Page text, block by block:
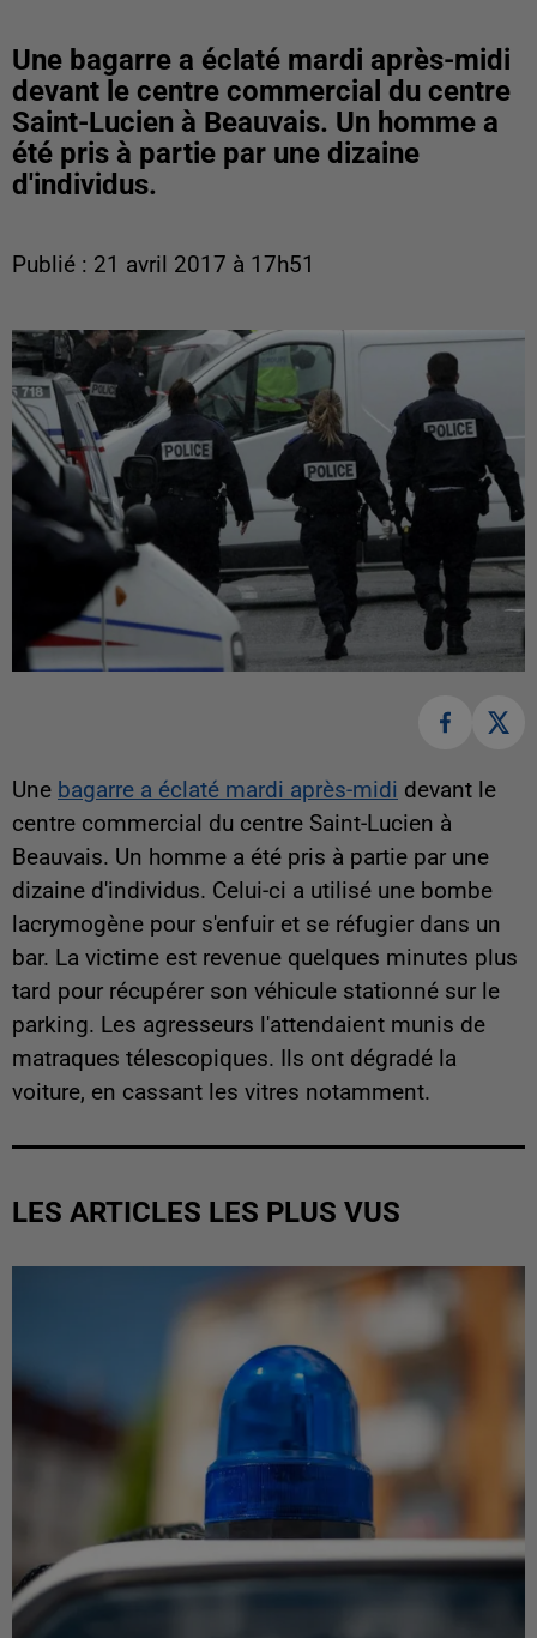
Une bagarre a éclaté mardi après-midi
devant le centre commercial du centre
Saint-Lucien à Beauvais. Un homme a
été pris à partie par une dizaine
d'individus.
Publié : 21 avril 2017 à 17h51
Une bagarre a éclaté mardi après-midi devant le
centre commercial du centre Saint-Lucien à
Beauvais. Un homme a été pris à partie par une
dizaine d'individus. Celui-ci a utilisé une bombe
lacrymogène pour s'enfuir et se réfugier dans un
bar. La victime est revenue quelques minutes plus
tard pour récupérer son véhicule stationné sur le
parking. Les agresseurs l'attendaient munis de
matraques télescopiques. Ils ont dégradé la
voiture, en cassant les vitres notamment.
LES ARTICLES LES PLUS VUS